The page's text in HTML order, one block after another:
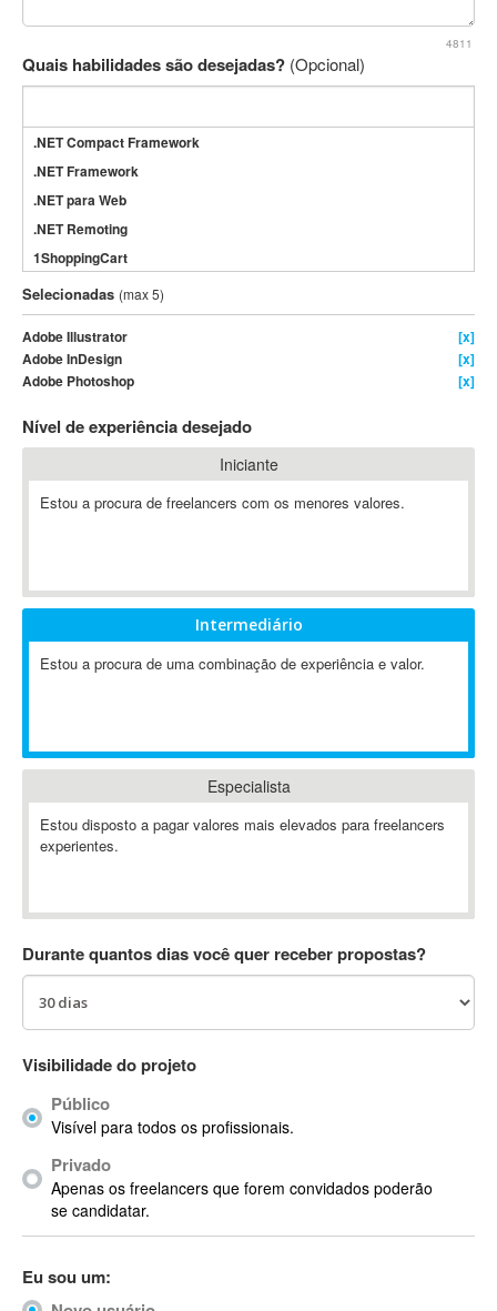
4811
Quais habilidades são desejadas? (Opcional)
.NET Compact Framework
.NET Framework
.NET para Web
.NET Remoting
1ShoppingCart
3DS Max
3GSM
4D Dimension
802.11
A-GPS
ABBYY FineReader
AbleCommerce
Ableton Push
Abstract Window Toolkit (AWT)
Absynth
ACARS
AccountMate
ACDSee
ACID Pro
ACPI
Acrobat
Acrobat X
Acronis
Actian
Actimize
ActionScript
Active Directory
Selecionadas (max 5)
Adobe Illustrator
[x]
Adobe InDesign
[x]
Adobe Photoshop
[x]
Nível de experiência desejado
Iniciante
Estou a procura de freelancers com os menores valores.
Intermediário
Estou a procura de uma combinação de experiência e valor.
Especialista
Estou disposto a pagar valores mais elevados para freelancers
experientes.
Durante quantos dias você quer receber propostas?
Visibilidade do projeto
Público
Visível para todos os profissionais.
Privado
Apenas os freelancers que forem convidados poderão
se candidatar.
Eu sou um: